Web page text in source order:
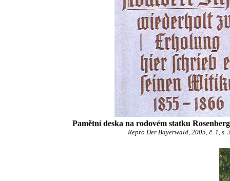
Pamětní deska na rodovém statku
Repro Der Bayerwald, 2005, č. 1, s.